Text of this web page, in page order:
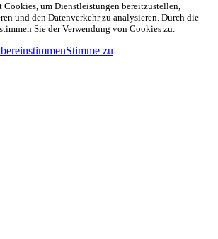
Cookies, um Dienstleistungen bereitzustellen,
und den Datenverkehr zu analysieren. Durch die
Sie der Verwendung von Cookies zu.
Stimme zu